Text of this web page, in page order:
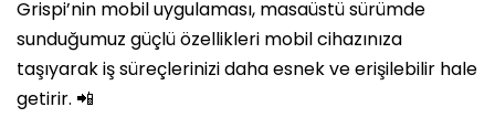
Grispi’nin mobil uygulaması, masaüstü sürümde
sunduğumuz güçlü özellikleri mobil cihazınıza
taşıyarak iş süreçlerinizi daha esnek ve erişilebilir hale
getirir. 📲